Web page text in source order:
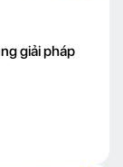
giải pháp